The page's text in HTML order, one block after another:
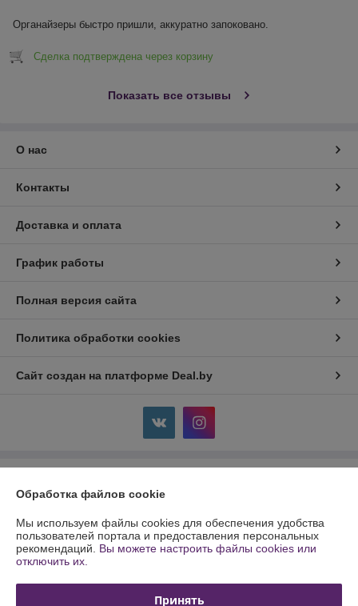
Органайзеры быстро пришли, аккуратно запоковано.
Сделка подтверждена через корзину
Показать все отзывы
О нас
Контакты
Доставка и оплата
График работы
Полная версия сайта
Политика обработки cookies
Сайт создан на платформе Deal.by
Александрович
Минский р-н, п. Лесной, 19-174
Регистрационный номер ЕГР: 691754461
Обработка файлов cookie
Мы используем файлы cookies для обеспечения удобства
пользователей портала и предоставления персональных
рекомендаций. Вы можете настроить файлы cookies или
отключить их.
Принять